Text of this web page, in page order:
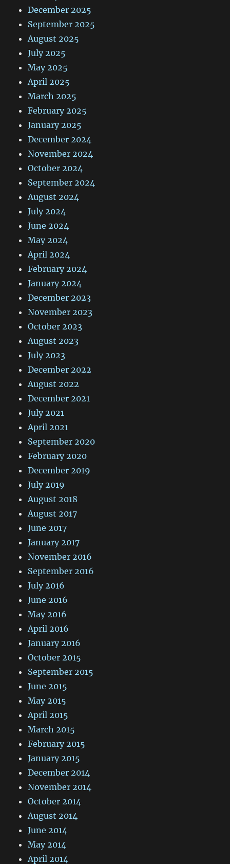
December 2025
September 2025
August 2025
July 2025
May 2025
April 2025
March 2025
February 2025
January 2025
December 2024
November 2024
October 2024
September 2024
August 2024
July 2024
June 2024
May 2024
April 2024
February 2024
January 2024
December 2023
November 2023
October 2023
August 2023
July 2023
December 2022
August 2022
December 2021
July 2021
April 2021
September 2020
February 2020
December 2019
July 2019
August 2018
August 2017
June 2017
January 2017
November 2016
September 2016
July 2016
June 2016
May 2016
April 2016
January 2016
October 2015
September 2015
June 2015
May 2015
April 2015
March 2015
February 2015
January 2015
December 2014
November 2014
October 2014
August 2014
June 2014
May 2014
April 2014